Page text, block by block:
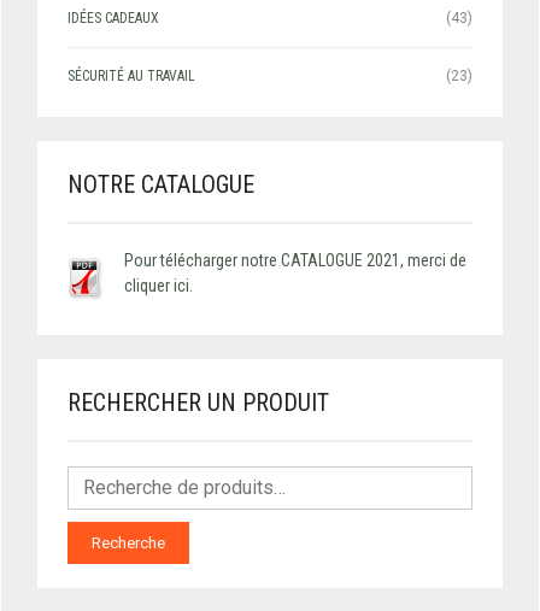
IDÉES CADEAUX (43)
SÉCURITÉ AU TRAVAIL (23)
NOTRE CATALOGUE
Pour télécharger notre CATALOGUE 2021, merci de
cliquer ici.
RECHERCHER UN PRODUIT
Recherche